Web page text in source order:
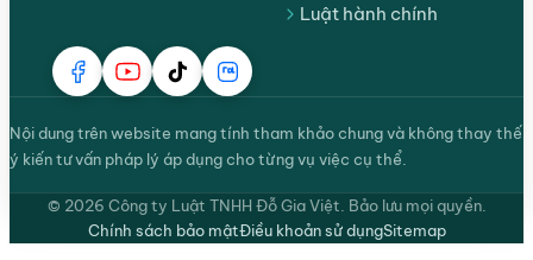
Luật hành chính
Nội dung trên website mang tính tham khảo chung và không thay thế
ý kiến tư vấn pháp lý áp dụng cho từng vụ việc cụ thể.
© 2026 Công ty Luật TNHH Đỗ Gia Việt. Bảo lưu mọi quyền.
Chính sách bảo mậtĐiều khoản sử dụngSitemap